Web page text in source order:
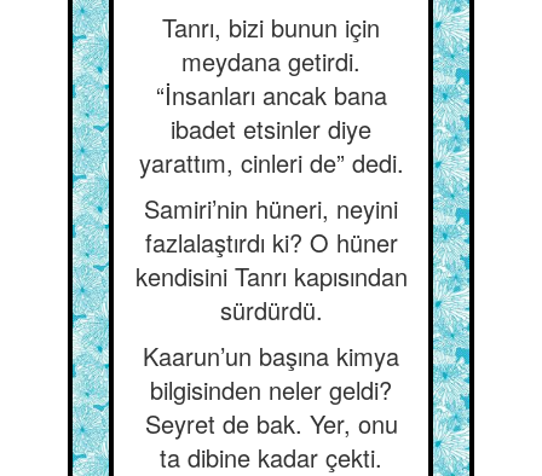
Tanrı, bizi bunun için
meydana getirdi.
“İnsanları ancak bana
ibadet etsinler diye
yarattım, cinleri de” dedi.
Samiri’nin hüneri, neyini
fazlalaştırdı ki? O hüner
kendisini Tanrı kapısından
sürdürdü.
Kaarun’un başına kimya
bilgisinden neler geldi?
Seyret de bak. Yer, onu
ta dibine kadar çekti.